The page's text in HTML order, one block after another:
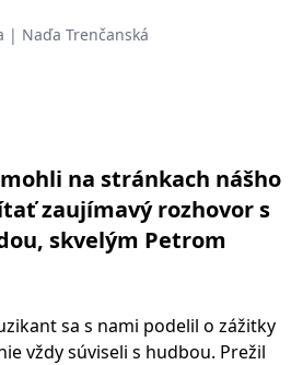
| Naďa Trenčanská
na stránkach nášho
zaujímavý rozhovor s
skvelým Petrom
sa s nami podelil o zážitky
vždy súviseli s hudbou. Prežil